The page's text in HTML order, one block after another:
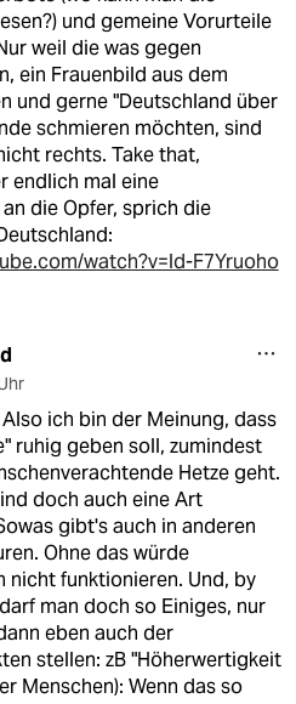
und gemeine Vorurteile
weil die was gegen
ein Frauenbild aus dem
und gerne "Deutschland über
schmieren möchten, sind
rechts. Take that,
endlich mal eine
die Opfer, sprich die
watch?v=ld-F7Yruoho
ich bin der Meinung, dass
ruhig geben soll, zumindest
Hetze geht.
doch auch eine Art
gibt's auch in anderen
Ohne das würde
nicht funktionieren. Und, by
man doch so Einiges, nur
eben auch der
stellen: zB "Höherwertigkeit
Menschen): Wenn das so